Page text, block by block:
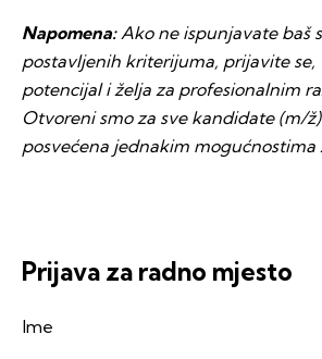
Napomena:Ako ne ispunjavate baš
postavljenih kriterijuma, prijavite se,
potencijal i želja za profesionalnim
Otvoreni smo za sve kandidate (m/
posvećena jednakim mogućnostima
Prijava za radno mjesto